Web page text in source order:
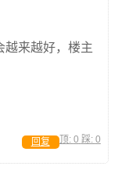
越来越好，楼主
顶: 0 踩: 0
回复